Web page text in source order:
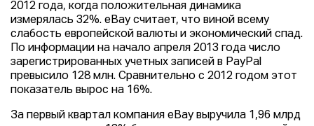
2012 года, когда положительная динамика
измерялась 32%. eBay считает, что виной всему
слабость европейской валюты и экономический спад.
По информации на начало апреля 2013 года число
зарегистрированных учетных записей в PayPal
превысило 128 млн. Сравнительно с 2012 годом этот
показатель вырос на 16%.
За первый квартал компания eBay выручила 1,96 млрд